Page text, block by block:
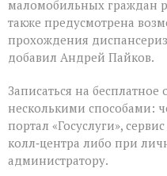
маломобильных граждан
также предусмотрена
прохождения
добавил Андрей Пайков.
Записаться на
несколькими способами:
портал «Госуслуги»,
колл‑центра либо при
администратору.